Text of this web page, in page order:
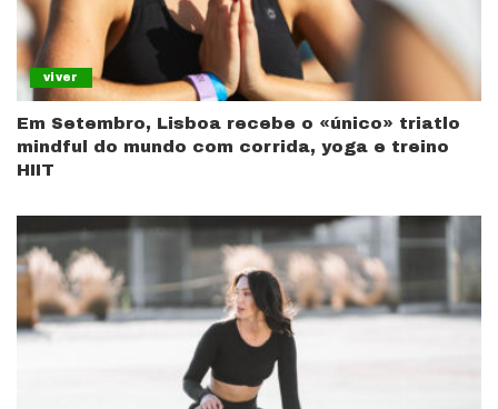
viver
Em Setembro, Lisboa recebe o «único» triatlo
mindful do mundo com corrida, yoga e treino
HIIT